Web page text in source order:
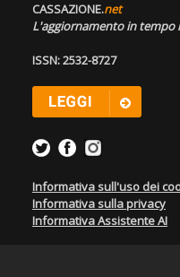
CASSAZIONE.net
L'aggiornamento in tempo
ISSN: 2532-8727
Informativa sull'uso dei
Informativa sulla privacy
Informativa Assistente AI